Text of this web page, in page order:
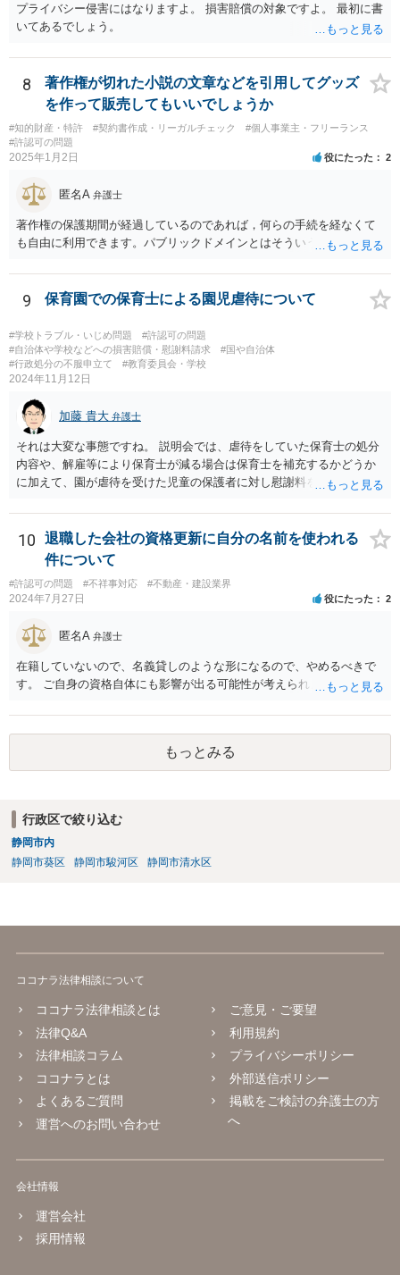
プライバシー侵害にはなりますよ。 損害賠償の対象ですよ。 最初に書
いてあるでしょう。
8
著作権が切れた小説の文章などを引用してグッズ
を作って販売してもいいでしょうか
#知的財産・特許 #契約書作成・リーガルチェック
#個人事業主・フリーランス
#許認可の問題
2025年1月2日 役にたった 2
匿名A 弁護士
著作権の保護期間が経過しているのであれば，何らの手続を経なくて
も自由に利用できます。パブリックドメインとはそういう意味です。
9 保育園での保育士による園児虐待について
#学校トラブル・いじめ問題
#許認可の問題
#自治体や学校などへの損害賠償・慰謝料請求
#国や自治体
#行政処分の不服申立て
#教育委員会・学校
2024年11月12日
加藤 貴大 弁護士
それは大変な事態ですね。 説明会では、虐待をしていた保育士の処分
内容や、解雇等により保育士が減る場合は保育士を補充するかどうか
に加えて、園が虐待を受けた児童の保護者に対し慰謝料を支払うかど
対する慰謝料の支払いをする意思がないようであれば、訴訟提起も視
野に入れるとよいでしょう。その場合、お一人お一人の慰謝料額はあ
まり高額にならず弁護士費用のほうが高くなるおそれがありますの
で、集団で同じ弁護士に依頼したほうが、弁護士費用は抑えられると
思います（ただし、全員分の慰謝料を園が支払えない場合には、誰が
いくら取得するかで揉めてしまうと弁護士が辞任せざるを得なくなり
ますので、そういったリスクを慎重に検討した上でご判断いただく必
要があります）。
10
退職した会社の資格更新に自分の名前を使われる
件について
#許認可の問題 #不祥事対応 #不動産・建設業界
2024年7月27日 役にたった 2
匿名A 弁護士
在籍していないので、名義貸しのような形になるので、やめるべきで
す。 ご自身の資格自体にも影響が出る可能性が考えられます。
もっとみる
行政区で絞り込む
静岡市内
静岡市葵区
静岡市駿河区 静岡市清水区
ココナラ法律相談について
ココナラ法律相談とは
法律Q&A
法律相談コラム
ココナラとは
よくあるご質問
運営へのお問い合わせ
ご意見・ご要望
利用規約
プライバシーポリシー
外部送信ポリシー
掲載をご検討の弁護士の方
へ
会社情報
運営会社
採用情報